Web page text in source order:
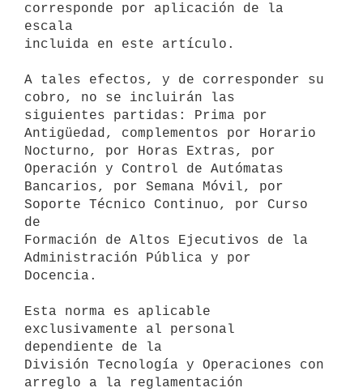
corresponde por aplicación de la
escala
incluida en este artículo.
A tales efectos, y de corresponder su
cobro, no se incluirán las
siguientes partidas: Prima por
Antigüedad, complementos por Horario
Nocturno, por Horas Extras, por
Operación y Control de Autómatas
Bancarios, por Semana Móvil, por
Soporte Técnico Continuo, por Curso
de
Formación de Altos Ejecutivos de la
Administración Pública y por
Docencia.
Esta norma es aplicable
exclusivamente al personal
dependiente de la
División Tecnología y Operaciones con
arreglo a la reglamentación